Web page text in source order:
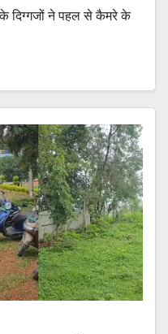
के दिग्गजों ने पहल से कैमरे के